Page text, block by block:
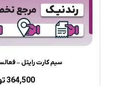
سیم کارت رایتل –
364,500